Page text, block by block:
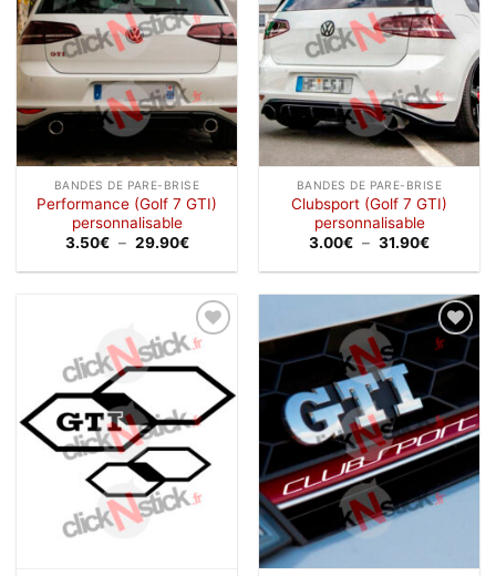
BANDES DE PARE-BRISE
Performance (Golf 7 GTI)
personnalisable
3.50€ – 29.90€Plage
prix :
29.90€
BANDES DE PARE-BRISE
Clubsport (Golf 7 GTI)
personnalisable
3.00€ – 31.90€Plage
prix :
à
31.90€
Ajouter
à la
wishlist
Ajouter
à la
wishlist